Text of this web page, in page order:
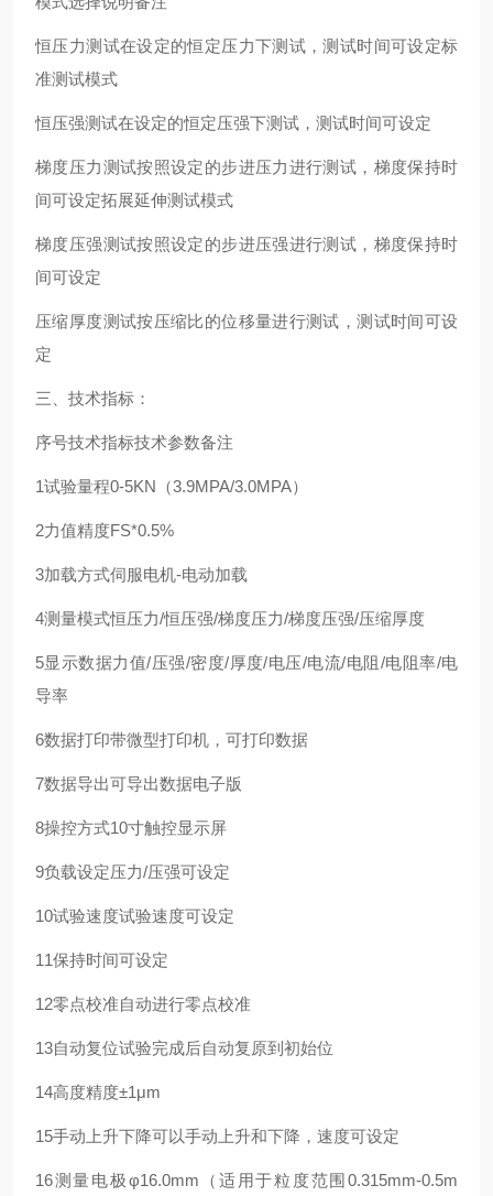
恒压力测试在设定的恒定压力下测试，测试时间可设定标
准测试模式
恒压强测试在设定的恒定压强下测试，测试时间可设定
梯度压力测试按照设定的步进压力进行测试，梯度保持时
间可设定拓展延伸测试模式
梯度压强测试按照设定的步进压强进行测试，梯度保持时
间可设定
压缩厚度测试按压缩比的位移量进行测试，测试时间可设
定
三、技术指标：
序号技术指标技术参数备注
1试验量程0-5KN（3.9MPA/3.0MPA）
2力值精度FS*0.5%
3加载方式伺服电机-电动加载
4测量模式恒压力/恒压强/梯度压力/梯度压强/压缩厚度
5显示数据力值/压强/密度/厚度/电压/电流/电阻/电阻率/电
导率
6数据打印带微型打印机，可打印数据
7数据导出可导出数据电子版
8操控方式10寸触控显示屏
9负载设定压力/压强可设定
10试验速度试验速度可设定
11保持时间可设定
12零点校准自动进行零点校准
13自动复位试验完成后自动复原到初始位
14高度精度±1μm
15手动上升下降可以手动上升和下降，速度可设定
16测量电极φ16.0mm（适用于粒度范围0.315mm-0.5m